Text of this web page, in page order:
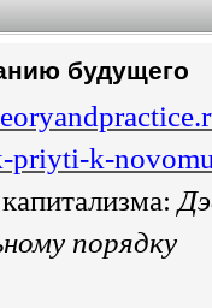
будущего
priyti-k-
порядку